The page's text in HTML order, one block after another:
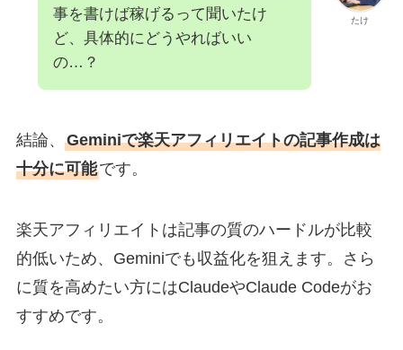
たけ
事を書けば稼げるって聞いたけ
ど、具体的にどうやればいい
の…？
結論、 Geminiで楽天アフィリエイトの記事作成は
十分に可能です。
楽天アフィリエイトは記事の質のハードルが比較
的低いため、Geminiでも収益化を狙えます。さら
に質を高めたい方にはClaudeやClaude Codeがお
すすめです。